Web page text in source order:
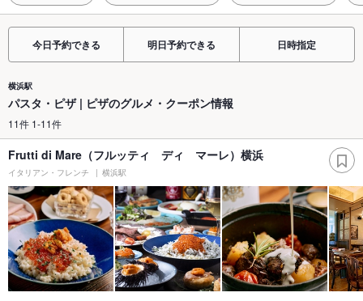
今日予約できる 明日予約できる 日時指定
横浜駅
パスタ・ピザ | ピザのグルメ・クーポン情報
11件 1-11件
Frutti di Mare（フルッティ ディ マーレ）横浜
イタリアン・フレンチ 横浜駅